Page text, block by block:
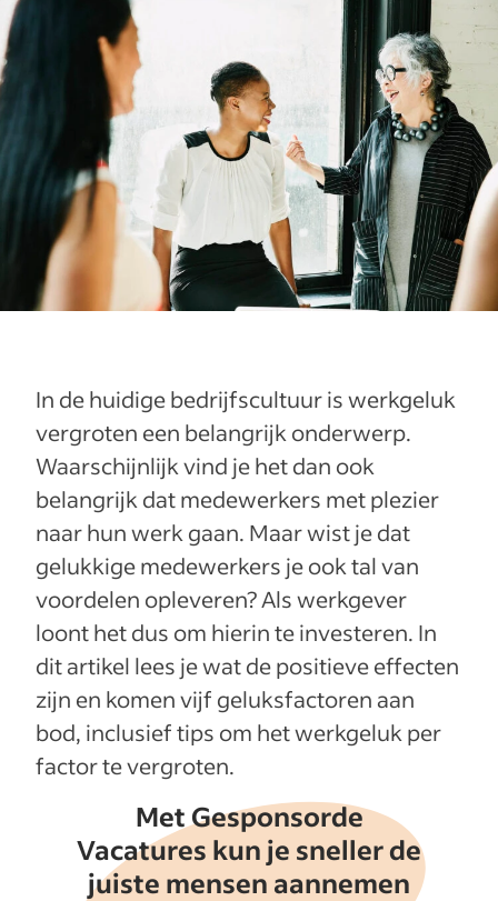
In de huidige bedrijfscultuur is werkgeluk
vergroten een belangrijk onderwerp.
Waarschijnlijk vind je het dan ook
belangrijk dat medewerkers met plezier
naar hun werk gaan. Maar wist je dat
gelukkige medewerkers je ook tal van
voordelen opleveren? Als werkgever
loont het dus om hierin te investeren. In
dit artikel lees je wat de positieve effecten
zijn en komen vijf geluksfactoren aan
bod, inclusief tips om het werkgeluk per
factor te vergroten.
Met Gesponsorde
Vacatures kun je sneller de
juiste mensen aannemen